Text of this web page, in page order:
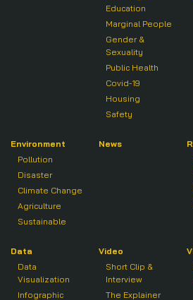
Education
Marginal People
Gender &
Sexuality
Public Health
Covid-19
Housing
Safety
Environment
Pollution
Disaster
Climate Change
Agriculture
Sustainable
News
Data
Data
Visualization
Infographic
Video
Short Clip &
Interview
The Explainer